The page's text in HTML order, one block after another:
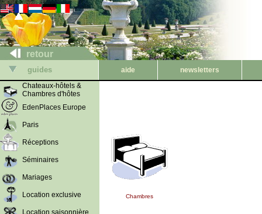
retour
guides aide
newsletters
Chateaux-hôtels &
Chambres d'hôtes
EdenPlaces Europe
Paris
Réceptions
Séminaires
Mariages
Location exclusive
Location saisonnière
Chambres